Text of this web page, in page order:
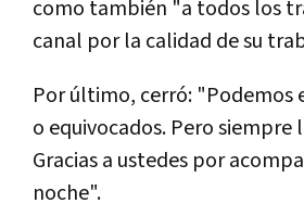
como también "a todos los
canal por la calidad de su
Por último, cerró: "Podemos
o equivocados. Pero siempre
Gracias a ustedes por
noche".